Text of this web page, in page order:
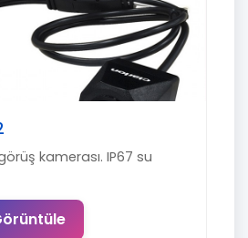
kamerası. IP67 su